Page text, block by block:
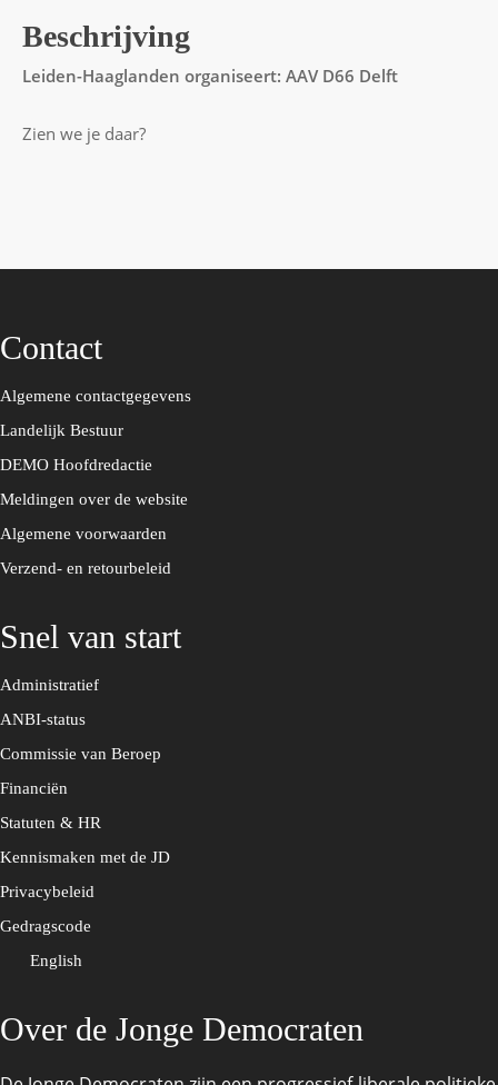
Beschrijving
Leiden-Haaglanden organiseert: AAV D66 Delft
Zien we je daar?
Contact
Algemene contactgegevens
Landelijk Bestuur
DEMO Hoofdredactie
Meldingen over de website
Algemene voorwaarden
Verzend- en retourbeleid
Snel van start
Administratief
ANBI-status
Commissie van Beroep
Financiën
Statuten & HR
Kennismaken met de JD
Privacybeleid
Gedragscode
English
Over de Jonge Democraten